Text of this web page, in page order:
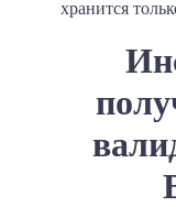
хранится